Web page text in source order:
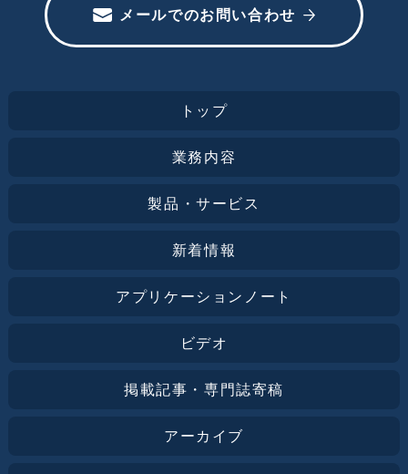
メールでのお問い合わせ
トップ
業務内容
製品・サービス
新着情報
アプリケーションノート
ビデオ
掲載記事・専門誌寄稿
アーカイブ